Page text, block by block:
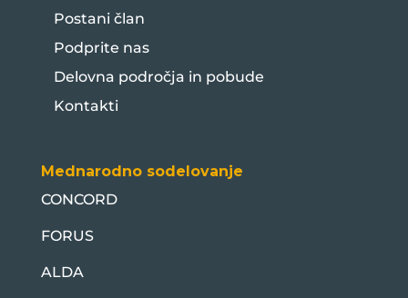
Postani član
Podprite nas
Delovna področja in pobude
Kontakti
Mednarodno sodelovanje
CONCORD
FORUS
ALDA